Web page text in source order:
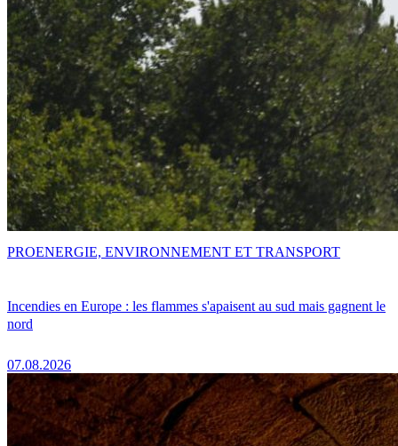
Incendies en Europe : les flammes s'apaisent au sud mais gagnent le
nord
07.08.2026
PROENERGIE, ENVIRONNEMENT ET TRANSPORT